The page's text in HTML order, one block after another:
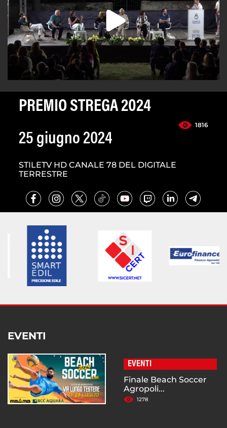
PREMIO STREGA 2024
1816
25 giugno 2024
STILETV HD CANALE 78 DEL DIGITALE
TERRESTRE
EVENTI
EVENTI
Finale Beach Soccer
Agropoli...
1278